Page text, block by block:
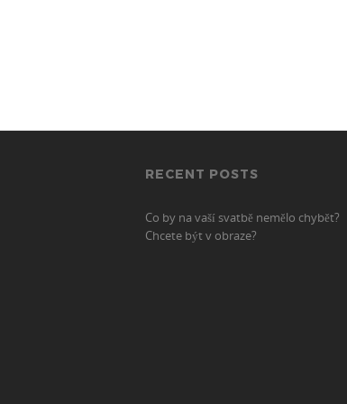
RECENT POSTS
Co by na vaší svatbě nemělo chybět?
Chcete být v obraze?